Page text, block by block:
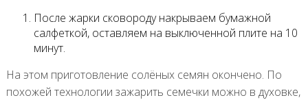
После жарки сковороду накрываем бумажной
салфеткой, оставляем на выключенной плите на 10
минут.
На этом приготовление солёных семян окончено. По
похожей технологии зажарить семечки можно в духовке,